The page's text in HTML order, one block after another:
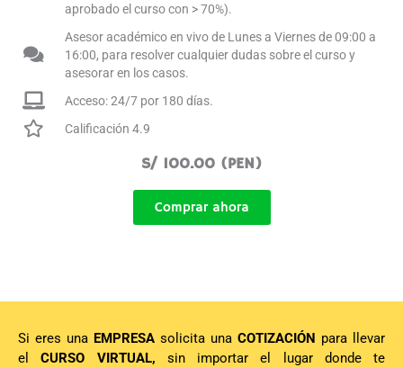
aprobado el curso con > 70%).
Asesor académico en vivo de Lunes a Viernes de 09:00 a
16:00, para resolver cualquier dudas sobre el curso y
asesorar en los casos.
Acceso: 24/7 por 180 días.
Calificación 4.9
S/ 100.00 (PEN)
Comprar ahora
Si eres una EMPRESA solicita una COTIZACIÓN para llevar
elCURSO VIRTUAL, sin importar el lugar donde te